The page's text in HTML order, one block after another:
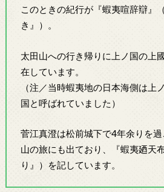
このときの紀行が『蝦夷喧辞辯』
き』）。
太田山への行き帰りに上ノ国の上
在しています。
（注／当時蝦夷地の日本海側は上
国と呼ばれていました）
菅江真澄は松前城下で4年余りを
山の旅にも出ており、『蝦夷廼天
り』）を記しています。